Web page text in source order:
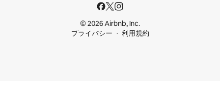
© 2026 Airbnb, Inc.
プライバシー
利用規約